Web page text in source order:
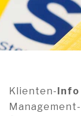
Klienten-Info
Management-